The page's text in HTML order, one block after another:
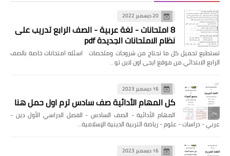
20 ديسمبر 2022
8 امتحانات - لغة عربية - الصف الرابع تدريب على
نظام الامتحانات الجديدة pdf
تستطيع تحميل كل ما تحتاج من شروحات وملخصات اسئله امتحانات خاصة بالصف
الرابع الابتدائي من موقع ايجى اون لاين تو…
16 ديسمبر 2023
كل المهام الأدائية صف سادس ترم اول حمل هنا
المهام الأدائية - الصف السادس - الفصل الدراسي الأول دين -
عربي - دراسات - علوم - رياضة التربية الدينية الإسلامية…
16 ديسمبر 2023